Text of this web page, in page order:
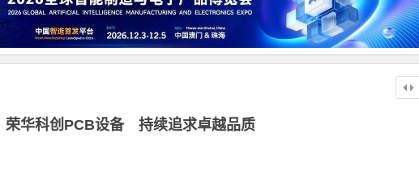
荣华科创PCB设备 持续追求卓越品质